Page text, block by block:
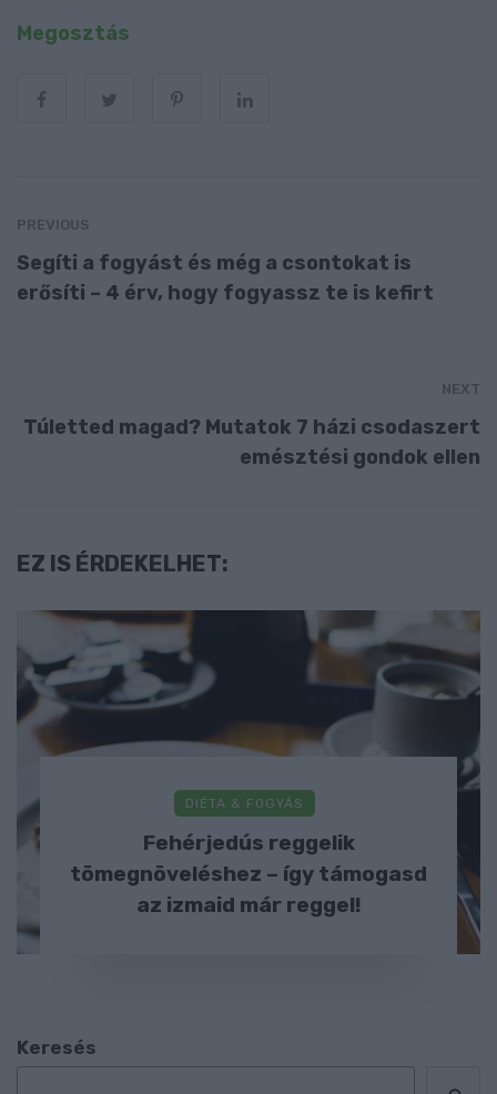
Megosztás
PREVIOUS
Segíti a fogyást és még a csontokat is
erősíti – 4 érv, hogy fogyassz te is kefirt
NEXT
Túletted magad? Mutatok 7 házi csodaszert
emésztési gondok ellen
EZ IS ÉRDEKELHET:
DIÉTA & FOGYÁS
Fehérjedús reggelik
tömegnöveléshez – így támogasd
az izmaid már reggel!
Keresés